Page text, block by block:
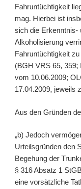
Fahruntüchtigkeit
mag. Hierbei ist
sich die Erkenntnis-
Alkoholisierung
Fahruntüchtigkeit
(BGH VRS 65,
vom 10.06.2009;
17.04.2009, jeweils
Aus den Gründen
„b) Jedoch
Urteilsgründen den
Begehung der
§ 316 Absatz 1
eine vorsätzliche